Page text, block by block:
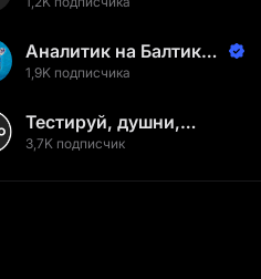
Аналитик на Балтике |
Неверов Станислав
1,9K подписчика
Тестируй, душни,
наслаждайся
3,7K подписчик